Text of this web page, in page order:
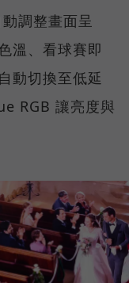
調整畫面呈
溫、看球賽即
動切換至低延
RGB 讓亮度與